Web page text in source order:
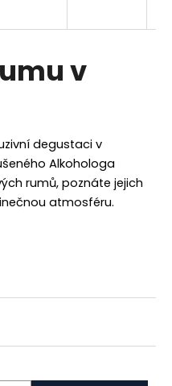
v
degustaci v
Alkohologa
rumů, poznáte jejich
atmosféru.